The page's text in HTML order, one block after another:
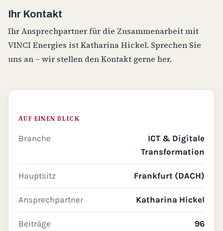
Ihr Kontakt
Ihr Ansprechpartner für die Zusammenarbeit mit
VINCI Energies ist Katharina Hickel. Sprechen Sie
uns an – wir stellen den Kontakt gerne her.
AUF EINEN BLICK
Branche
ICT & Digitale
Transformation
Hauptsitz Frankfurt (DACH)
Ansprechpartner Katharina Hickel
Beiträge 96